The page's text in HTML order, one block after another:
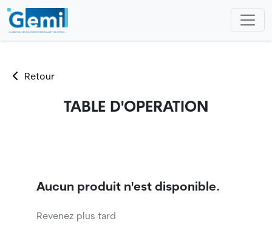
Retour
TABLE D'OPERATION
Aucun produit n'est disponible.
Revenez plus tard